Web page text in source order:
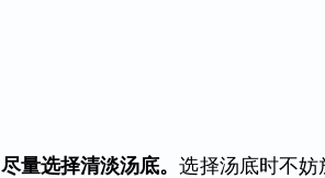
尽量选择清淡汤底。选择汤底时不妨